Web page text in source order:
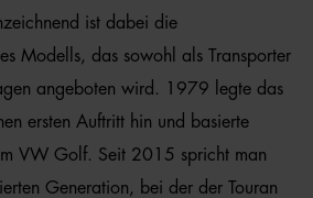
ist dabei die
Modells, das sowohl als Transporter
angeboten wird. 1979 legte das
ersten Auftritt hin und basierte
VW Golf. Seit 2015 spricht man
Generation, bei der der Touran